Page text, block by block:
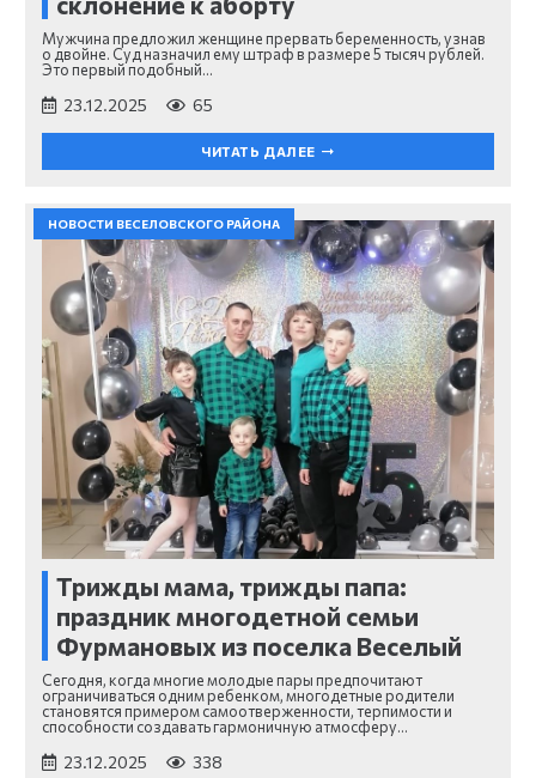
Мужчина предложил женщине прервать беременность, узнав
о двойне. Суд назначил ему штраф в размере 5 тысяч рублей.
Это первый подобный…
23.12.2025 65
ЧИТАТЬ ДАЛЕЕ
НОВОСТИ ВЕСЕЛОВСКОГО РАЙОНА
Трижды мама, трижды папа:
праздник многодетной семьи
Фурмановых из поселка Веселый
Сегодня, когда многие молодые пары предпочитают
ограничиваться одним ребенком, многодетные родители
становятся примером самоотверженности, терпимости и
способности создавать гармоничную атмосферу…
23.12.2025 338